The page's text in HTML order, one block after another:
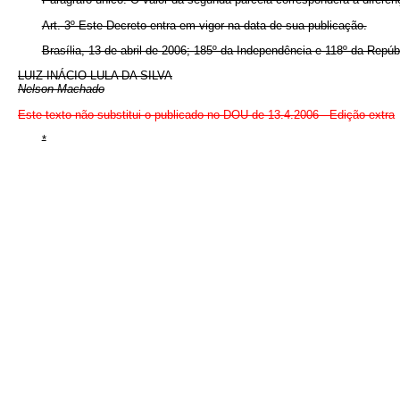
Art. 3º Este Decreto entra em vigor na data de sua publicação.
Brasília, 13 de abril de 2006; 185º da Independência e 118º da
LUIZ INÁCIO LULA DA SILVA
Nelson Machado
Este texto não substitui o publicado no DOU de 13.4.2006 - Edição extra
*